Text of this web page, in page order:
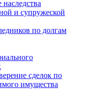
и супружеской
по долгам
сделок по
имущества